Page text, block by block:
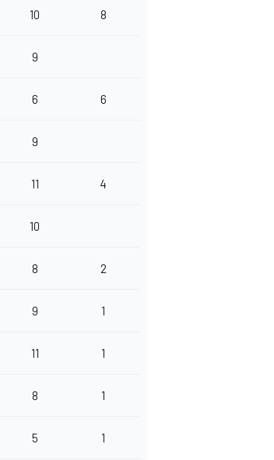
10 8
9
6 6
9
11 4
10
8 2
9 1
11 1
8 1
5 1